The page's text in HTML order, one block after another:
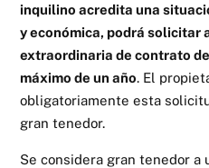
inquilino acredita una
y económica, podrá solicitar
extraordinaria de contrato
máximo de un año. El
obligatoriamente esta
gran tenedor.
Se considera gran tenedor a